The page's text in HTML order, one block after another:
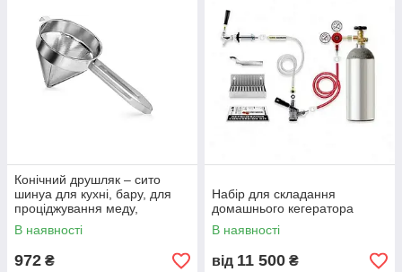
Конічний друшляк – сито
шинуа для кухні, бару, для
проціджування меду,
протирання ягід, фруктів,
овочів
В наявності
972 ₴
Набір для складання
домашнього кегератора
В наявності
від 11 500 ₴